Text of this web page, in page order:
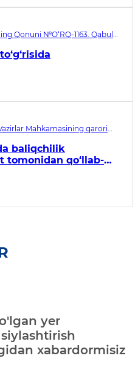
Qonuni №O‘RQ-1163. Qabul
Mahkamasining qarori
baliqchilik
tomonidan qo‘llab-
yer
xabardormisiz